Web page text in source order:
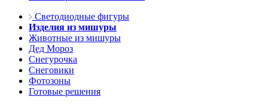
Светодиодные фигуры
Изделия из мишуры
Животные из мишуры
Дед Мороз
Снегурочка
Снеговики
Фотозоны
Готовые решения